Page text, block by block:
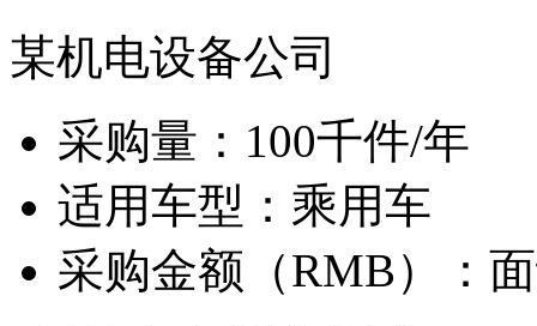
某机电设备公司
采购量： 100千件/年
适用车型： 乘用车
采购金额（RMB）：